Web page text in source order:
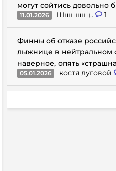
могут сойтись довольно
11.01.2026 Шшшшщ.. 1
Финны об отказе
лыжнице в нейтральном
наверное, опять
05.01.2026 костя луговой